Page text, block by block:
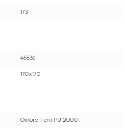
173
45536
170х170
Oxford Tent PU 2000